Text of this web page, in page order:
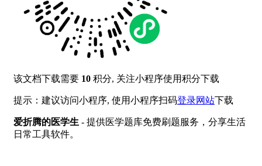
该文档下载需要 10 积分, 关注小程序使用积分下载
提示：建议访问小程序, 使用小程序扫码登录网站下载
爱折腾的医学生 - 提供医学题库免费刷题服务，分享生活
日常工具软件。